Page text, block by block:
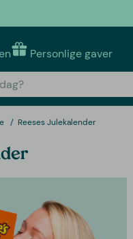
Personlige gaver
Reeses Julekalender